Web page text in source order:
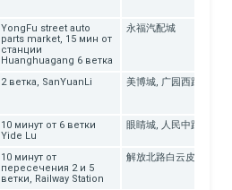
YongFu street auto
parts market, 15 мин от
станции
Huanghuagang 6 ветка
永福汽配城
2 ветка, SanYuanLi 美博城, 广园西路121号
10 минут от 6 ветки
Yide Lu
眼睛城, 人民中路260号
10 минут от
пересечения 2 и 5
ветки, Railway Station
解放北路白云皮具城